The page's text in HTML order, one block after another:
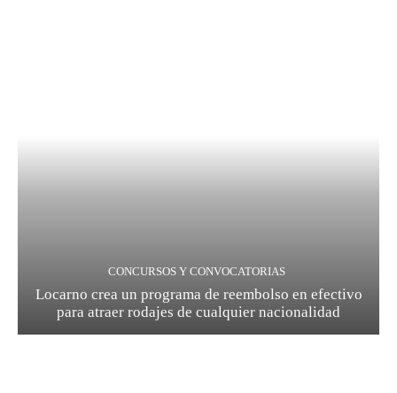
CONCURSOS Y CONVOCATORIAS
Locarno crea un programa de reembolso en efectivo
para atraer rodajes de cualquier nacionalidad